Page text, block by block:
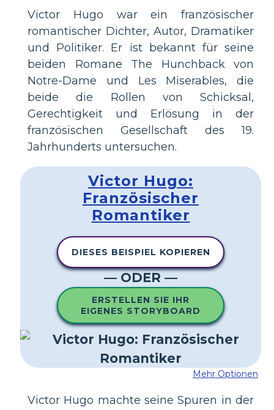
Victor Hugo war ein französischer
romantischer Dichter, Autor, Dramatiker
und Politiker. Er ist bekannt für seine
beiden Romane The Hunchback von
Notre-Dame und Les Miserables, die
beide die Rollen von Schicksal,
Gerechtigkeit und Erlösung in der
französischen Gesellschaft des 19.
Jahrhunderts untersuchen.
Victor Hugo:
Französischer
Romantiker
DIESES BEISPIEL KOPIEREN
— ODER —
ERSTELLEN SIE IHR
EIGENES STORYBOARD
Mehr Optionen
Victor Hugo machte seine Spuren in der